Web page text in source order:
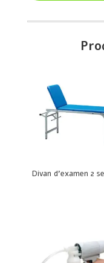
Divan d’examen 2